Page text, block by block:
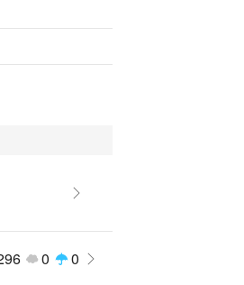
頂けるのであれ
0 0